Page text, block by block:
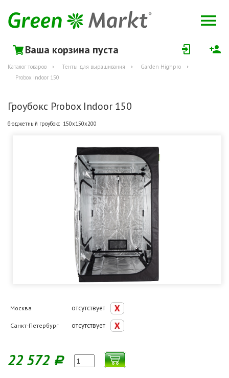
Ваша корзина пуста
Каталог товаров Тенты для выращивания
Garden Highpro
Probox Indoor 150
Гроубокс Probox Indoor 150
бюджетный гроубокс 150х150х200
Москва отсутствует
Санкт-Петербург отсутствует
22 572 Р